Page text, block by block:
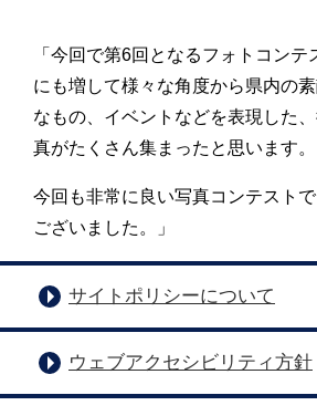
「今回で第6回となるフォトコンテ
にも増して様々な角度から県内の
なもの、イベントなどを表現した
真がたくさん集まったと思います。
今回も非常に良い写真コンテスト
ございました。」
サイトポリシーについて
ウェブアクセシビリティ方針